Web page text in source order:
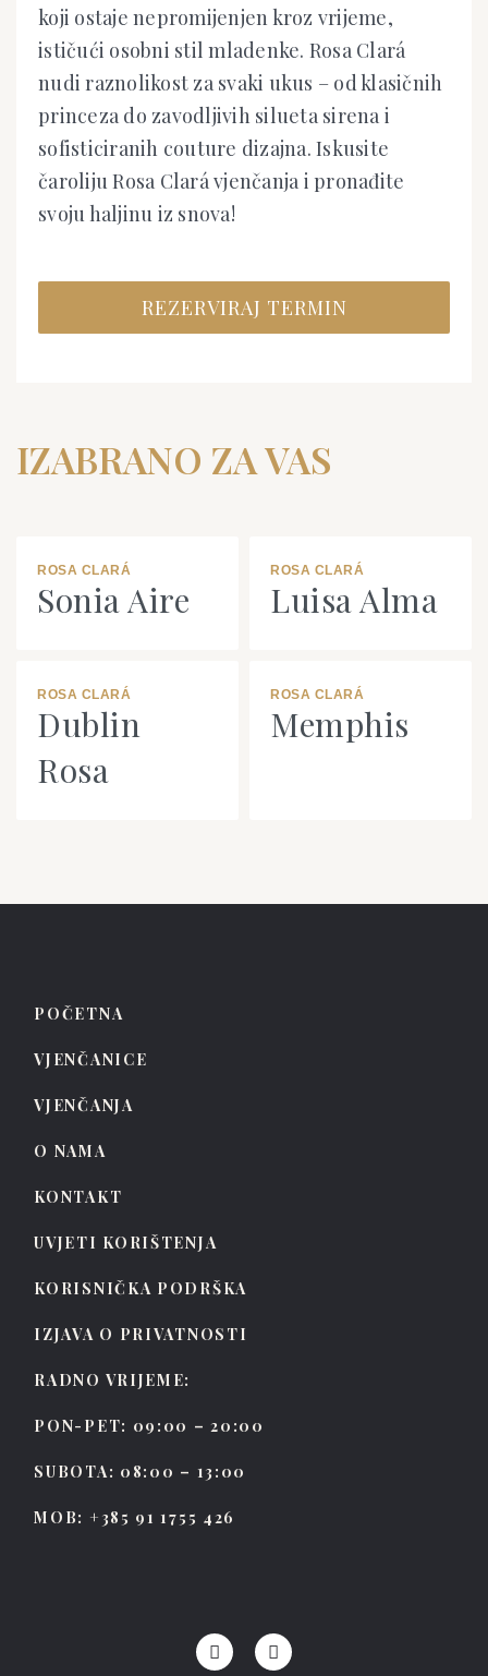
koji ostaje nepromijenjen kroz vrijeme,
ističući osobni stil mladenke. Rosa Clará
nudi raznolikost za svaki ukus – od klasičnih
princeza do zavodljivih silueta sirena i
sofisticiranih couture dizajna. Iskusite
čaroliju Rosa Clará vjenčanja i pronađite
svoju haljinu iz snova!
REZERVIRAJ TERMIN
IZABRANO ZA VAS
ROSA CLARÁ
Sonia Aire
ROSA CLARÁ
Luisa Alma
ROSA CLARÁ
Dublin
Rosa
ROSA CLARÁ
Memphis
POČETNA
VJENČANICE
VJENČANJA
O NAMA
KONTAKT
UVJETI KORIŠTENJA
KORISNIČKA PODRŠKA
IZJAVA O PRIVATNOSTI
RADNO VRIJEME:
PON-PET: 09:00 – 20:00
SUBOTA: 08:00 – 13:00
MOB: +385 91 1755 426